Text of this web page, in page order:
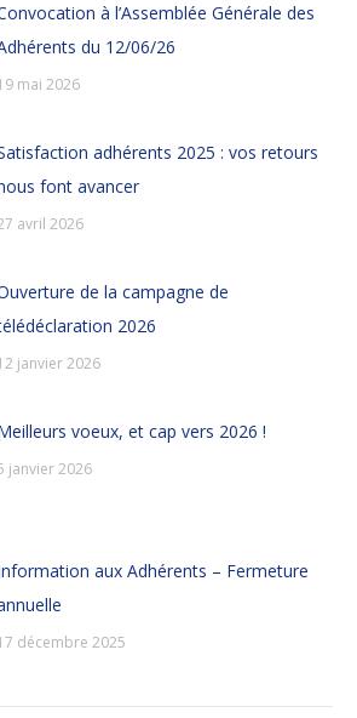
à l’Assemblée Générale des
du 12/06/26
mai 2026
adhérents 2025 : vos retours
font avancer
avril 2026
de la campagne de
2026
janvier 2026
voeux, et cap vers 2026 !
janvier 2026
aux Adhérents – Fermeture
décembre 2025